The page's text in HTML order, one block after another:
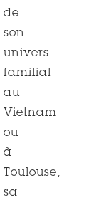
de
son
univers
familial
au
Vietnam
ou
à
Toulouse,
sa